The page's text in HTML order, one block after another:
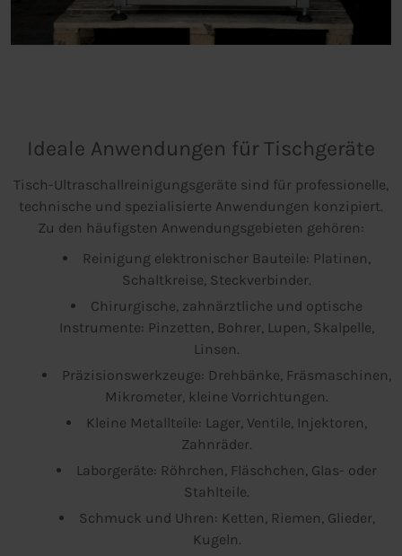
Ideale Anwendungen für Tischgeräte
Tisch-Ultraschallreinigungsgeräte sind für professionelle,
technische und spezialisierte Anwendungen konzipiert.
Zu den häufigsten Anwendungsgebieten gehören:
Reinigung elektronischer Bauteile: Platinen,
Schaltkreise, Steckverbinder.
Chirurgische, zahnärztliche und optische
Instrumente: Pinzetten, Bohrer, Lupen, Skalpelle,
Linsen.
Präzisionswerkzeuge: Drehbänke, Fräsmaschinen,
Mikrometer, kleine Vorrichtungen.
Kleine Metallteile: Lager, Ventile, Injektoren,
Zahnräder.
Laborgeräte: Röhrchen, Fläschchen, Glas- oder
Stahlteile.
Schmuck und Uhren: Ketten, Riemen, Glieder,
Kugeln.